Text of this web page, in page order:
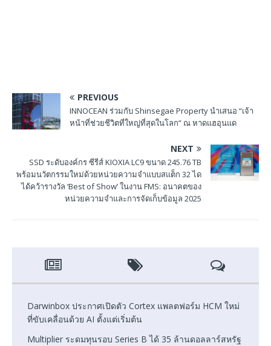
PREVIOUS
INNOCEAN ร่วมกับ Shinsegae Property นำเสนอ “เจ้า
หน้าที่ช่วยชีวิตที่ใหญ่ที่สุดในโลก” ณ หาดแฮอุนแด
NEXT
SSD ระดับองค์กร ซีรีส์ KIOXIA LC9 ขนาด 245.76 TB
พร้อมนวัตกรรมใหม่ด้วยหน่วยความจำแบบสแต็ก 32 ได
ได้คว้ารางวัล ‘Best of Show’ ในงาน FMS: อนาคตของ
หน่วยความจำและการจัดเก็บข้อมูล 2025
Darwinbox ประกาศเปิดตัว Cortex แพลตฟอร์ม HCM ใหม่
ที่ขับเคลื่อนด้วย AI ตั้งแต่เริ่มต้น
Multiplier ระดมทุนรอบ Series B ได้ 35 ล้านดอลลาร์สหรัฐ